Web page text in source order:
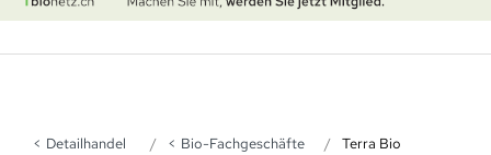
Detailhandel Bio-Fachgeschäfte Terra Bio